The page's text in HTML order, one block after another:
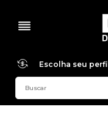
Escolha seu perfil